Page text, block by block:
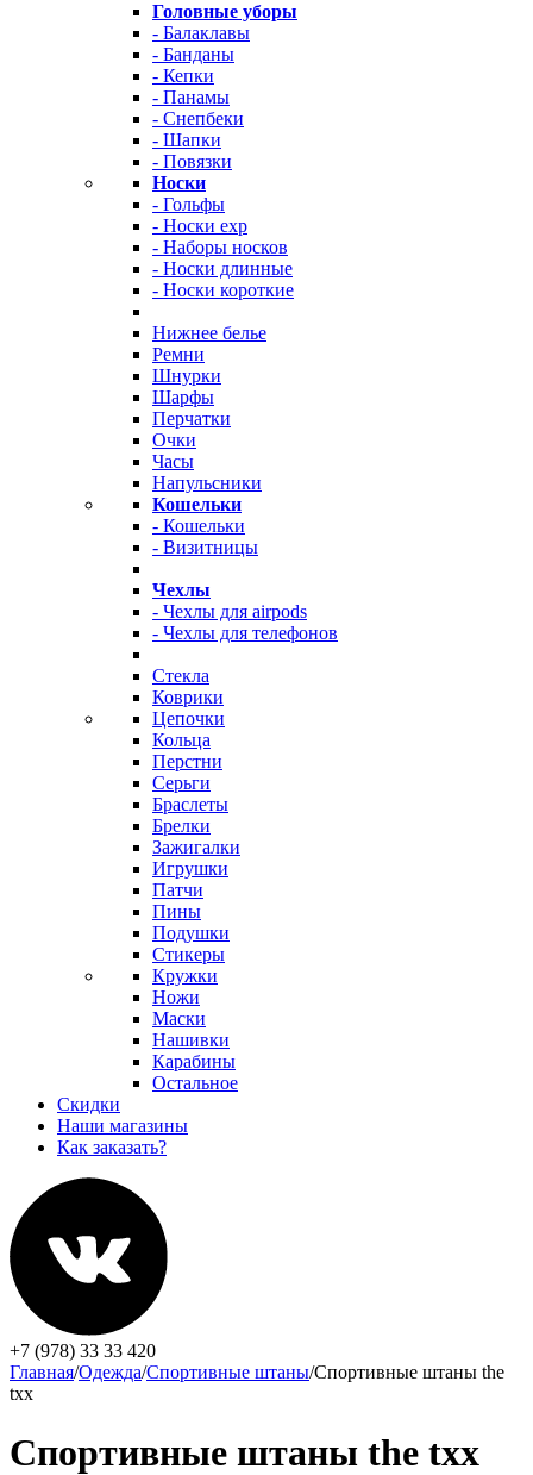
Головные уборы
- Балаклавы
- Банданы
- Кепки
- Панамы
- Снепбеки
- Шапки
- Повязки
Носки
- Гольфы
- Носки exp
- Наборы носков
- Носки длинные
- Носки короткие
Нижнее белье
Ремни
Шнурки
Шарфы
Перчатки
Очки
Часы
Напульсники
Кошельки
- Кошельки
- Визитницы
Чехлы
- Чехлы для airpods
- Чехлы для телефонов
Стекла
Коврики
Цепочки
Кольца
Перстни
Серьги
Браслеты
Брелки
Зажигалки
Игрушки
Патчи
Пины
Подушки
Стикеры
Кружки
Ножи
Маски
Нашивки
Карабины
Остальное
Скидки
Наши магазины
Как заказать?
+7 (978) 33 33 420
Главная/Одежда/Спортивные штаны/Спортивные штаны the
txx
Спортивные штаны the txx